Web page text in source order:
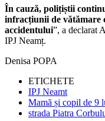
În cauză, polițiștii
infracțiunii de vătămare
accidentului”, a declarat
IPJ Neamț.
Denisa POPA
ETICHETE
IPJ Neamt
Mamă și copil de 9
strada Piatra